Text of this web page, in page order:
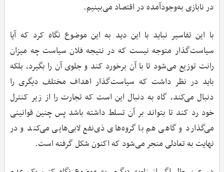
در نابازی به‌وجود‌آمده در اقتصاد می‌بینیم.
با این تفاسیر نباید با این دید به این موضوع نگاه کرد که آیا
سیاست‌گذار متوجه نیست که در نتیجه فلان سیاست چه میزان
رانت توزیع می‌شود تا با آن برخورد کند و جلوی آن را بگیرد، بلکه
باید در نظر داشت که سیاست‌گذار اهداف مختلف دیگری را
دنبال می‌کند، گاه به دنبال این است که تجارت را از زیر کنترل
خود رد کند تا بتواند بر آن تسلط داشته باشد پس چنین قوانینی
می‌گذارد و گاهی هم با گروه‌های ذی‌نفع لابی‌هایی می‌کند و در
نهایت به تعادلی منجر می‌شود که اکنون شکل گرفته است.